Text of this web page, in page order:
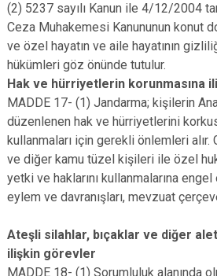
(2) 5237 sayılı Kanun ile 4/12/2004
Ceza Muhakemesi Kanununun konut
ve özel hayatın ve aile hayatının
hükümleri göz önünde tutulur.
Hak ve hürriyetlerin korunmasına
MADDE 17- (1) Jandarma; kişilerin
düzenlenen hak ve hürriyetlerini
kullanmaları için gerekli önlemleri
ve diğer kamu tüzel kişileri ile özel
yetki ve haklarını kullanmalarına engel
eylem ve davranışları, mevzuat
Ateşli silahlar, bıçaklar ve diğer
ilişkin görevler
MADDE 18- (1) Sorumluluk alanında